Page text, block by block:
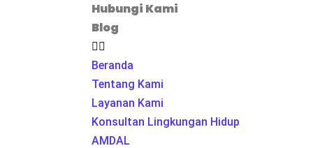
Hubungi Kami
Blog
Beranda
Tentang Kami
Layanan Kami
Konsultan Lingkungan Hidup
AMDAL